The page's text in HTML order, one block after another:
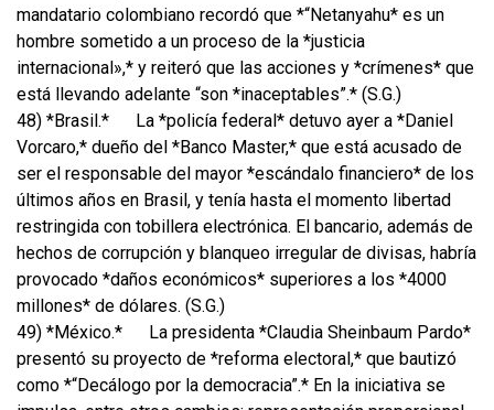
mandatario colombiano recordó que *“Netanyahu* es un
hombre sometido a un proceso de la *justicia
internacional»,* y reiteró que las acciones y *crímenes* que
está llevando adelante “son *inaceptables”.* (S.G.)
48) *Brasil.*
La *policía federal* detuvo ayer a *Daniel
Vorcaro,* dueño del *Banco Master,* que está acusado de
ser el responsable del mayor *escándalo financiero* de los
últimos años en Brasil, y tenía hasta el momento libertad
restringida con tobillera electrónica. El bancario, además de
hechos de corrupción y blanqueo irregular de divisas, habría
provocado *daños económicos* superiores a los *4000
millones* de dólares. (S.G.)
49) *México.*
La presidenta *Claudia Sheinbaum Pardo*
presentó su proyecto de *reforma electoral,* que bautizó
como *“Decálogo por la democracia”.* En la iniciativa se